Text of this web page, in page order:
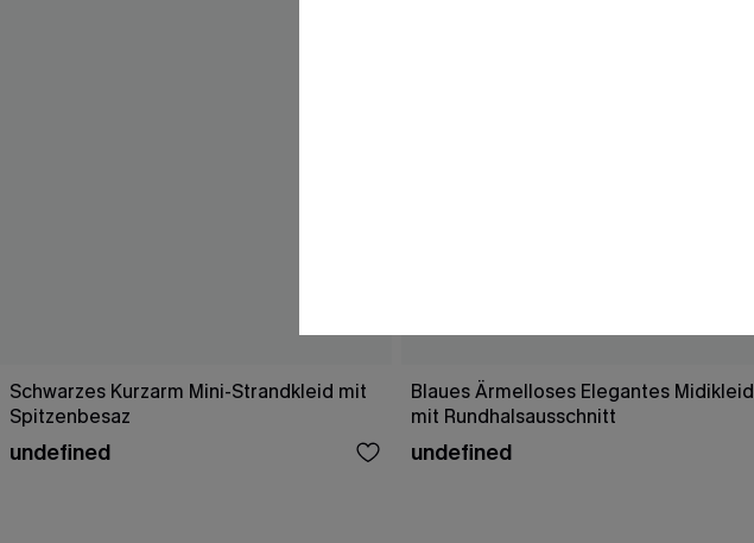
Schwarzes Kurzarm Mini-Strandkleid mit
Spitzenbesaz
undefined
Blaues Ärmelloses Elegantes Midikleid
mit Rundhalsausschnitt
undefined